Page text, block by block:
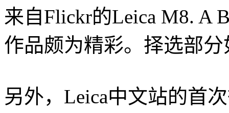
来自Flickr的Leica M8. A
作品颇为精彩。择选部分
另外，Leica中文站的首